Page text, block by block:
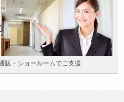
販・ショールームでご支援